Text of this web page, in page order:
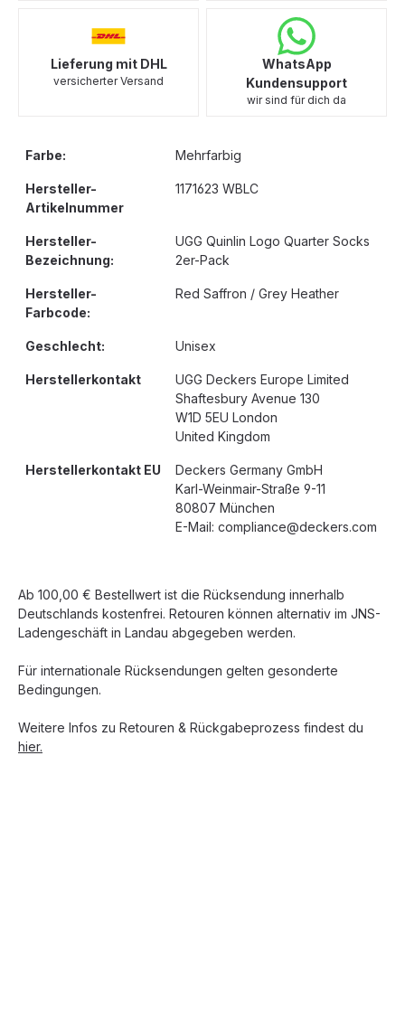
Lieferung mit DHL
versicherter Versand
WhatsApp
Kundensupport
wir sind für dich da
Farbe: Mehrfarbig
Hersteller-
Artikelnummer
1171623 WBLC
Hersteller-
Bezeichnung:
UGG Quinlin Logo Quarter Socks
2er-Pack
Hersteller-
Farbcode:
Red Saffron / Grey Heather
Geschlecht: Unisex
Herstellerkontakt
UGG Deckers Europe Limited
Shaftesbury Avenue 130
W1D 5EU London
United Kingdom
Herstellerkontakt EU
Deckers Germany GmbH
Karl-Weinmair-Straße 9-11
80807 München
E-Mail: compliance@deckers.com
Ab 100,00 € Bestellwert ist die Rücksendung innerhalb
Deutschlands kostenfrei. Retouren können alternativ im JNS-
Ladengeschäft in Landau abgegeben werden.
Für internationale Rücksendungen gelten gesonderte
Bedingungen.
Weitere Infos zu Retouren & Rückgabeprozess findest du
hier.